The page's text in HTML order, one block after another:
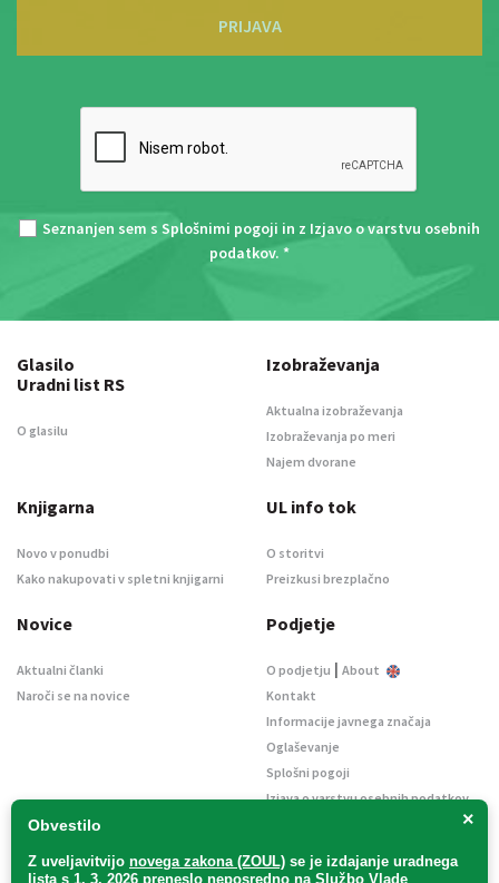
PRIJAVA
Seznanjen sem s Splošnimi pogoji in z Izjavo o varstvu osebnih
podatkov. *
×
Obvestilo
Z uveljavitvijo novega zakona (ZOUL) se je izdajanje uradnega
lista s 1. 3. 2026 preneslo neposredno na Službo Vlade
Glasilo
Uradni list RS
O glasilu
Izobraževanja
Aktualna izobraževanja
Izobraževanja po meri
Najem dvorane
Knjigarna
Novo v ponudbi
Kako nakupovati v spletni knjigarni
UL info tok
O storitvi
Preizkusi brezplačno
Novice
Aktualni članki
Naroči se na novice
Podjetje
O podjetju | About
Kontakt
Informacije javnega značaja
Oglaševanje
Splošni pogoji
Izjava o varstvu osebnih podatkov